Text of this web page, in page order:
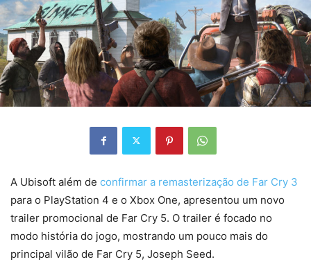
A Ubisoft além de confirmar a remasterização de Far Cry 3
para o PlayStation 4 e o Xbox One, apresentou um novo
trailer promocional de Far Cry 5. O trailer é focado no
modo história do jogo, mostrando um pouco mais do
principal vilão de Far Cry 5, Joseph Seed.